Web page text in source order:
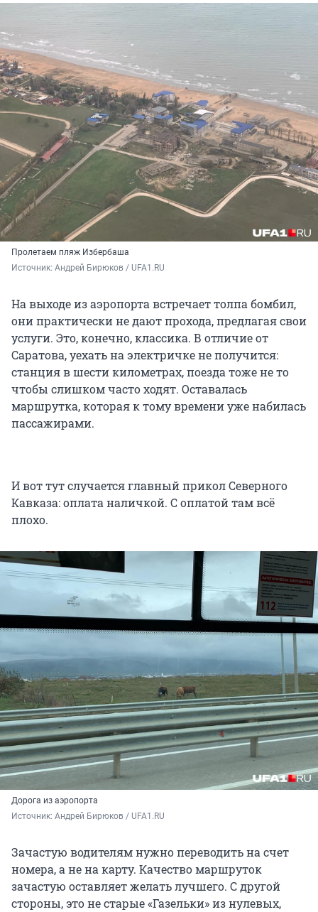
Пролетаем пляж Избербаша
Источник: Андрей Бирюков / UFA1.RU
На выходе из аэропорта встречает толпа бомбил,
они практически не дают прохода, предлагая свои
услуги. Это, конечно, классика. В отличие от
Саратова, уехать на электричке не получится:
станция в шести километрах, поезда тоже не то
чтобы слишком часто ходят. Оставалась
маршрутка, которая к тому времени уже набилась
пассажирами.
И вот тут случается главный прикол Северного
Кавказа: оплата наличкой. С оплатой там всё
плохо.
Дорога из аэропорта
Источник: Андрей Бирюков / UFA1.RU
Зачастую водителям нужно переводить на счет
номера, а не на карту. Качество маршруток
зачастую оставляет желать лучшего. С другой
стороны, это не старые «Газельки» из нулевых,